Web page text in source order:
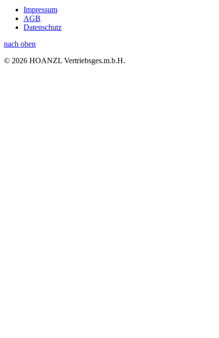
Impressum
AGB
Datenschutz
nach oben
© 2026 HOANZL Vertriebsges.m.b.H.